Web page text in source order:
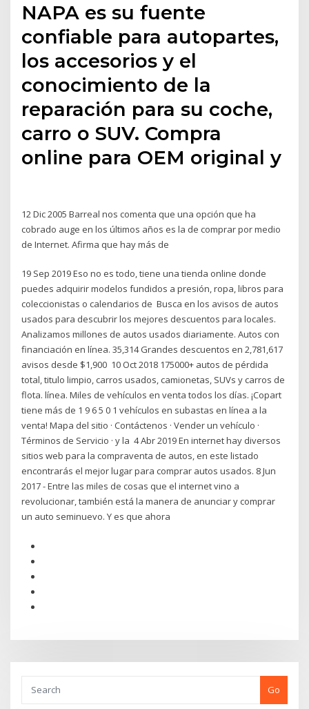
NAPA es su fuente
confiable para autopartes,
los accesorios y el
conocimiento de la
reparación para su coche,
carro o SUV. Compra
online para OEM original y
12 Dic 2005 Barreal nos comenta que una opción que ha
cobrado auge en los últimos años es la de comprar por medio
de Internet. Afirma que hay más de
19 Sep 2019 Eso no es todo, tiene una tienda online donde
puedes adquirir modelos fundidos a presión, ropa, libros para
coleccionistas o calendarios de Busca en los avisos de autos
usados para descubrir los mejores descuentos para locales.
Analizamos millones de autos usados diariamente. Autos con
financiación en línea. 35,314 Grandes descuentos en 2,781,617
avisos desde $1,900 10 Oct 2018 175000+ autos de pérdida
total, titulo limpio, carros usados, camionetas, SUVs y carros de
flota. línea. Miles de vehículos en venta todos los días. ¡Copart
tiene más de 1 9 6 5 0 1 vehículos en subastas en línea a la
venta! Mapa del sitio · Contáctenos · Vender un vehículo ·
Términos de Servicio · y la 4 Abr 2019 En internet hay diversos
sitios web para la compraventa de autos, en este listado
encontrarás el mejor lugar para comprar autos usados. 8 Jun
2017 - Entre las miles de cosas que el internet vino a
revolucionar, también está la manera de anunciar y comprar
un auto seminuevo. Y es que ahora
Go